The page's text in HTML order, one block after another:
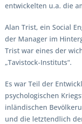
entwickelten u.a. die
Alan Trist, ein Social
der Manager im
Trist war eines der
„Tavistock-Instituts“.
Es war Teil der
psychologischen
inländischen
und die letztendlich